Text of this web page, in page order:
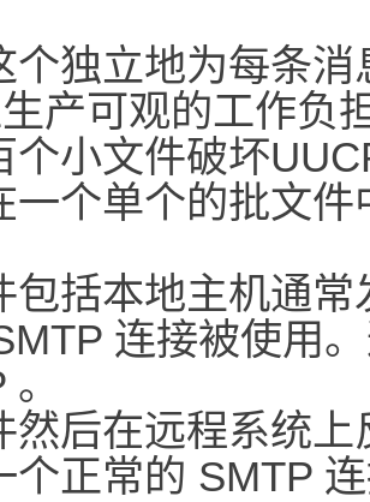
个独立地为每条
产可观的工作负
个小文件破坏
一个单个的批文
包括本地主机通
连接被使用
然后在远程系统
个正常的 SMTP